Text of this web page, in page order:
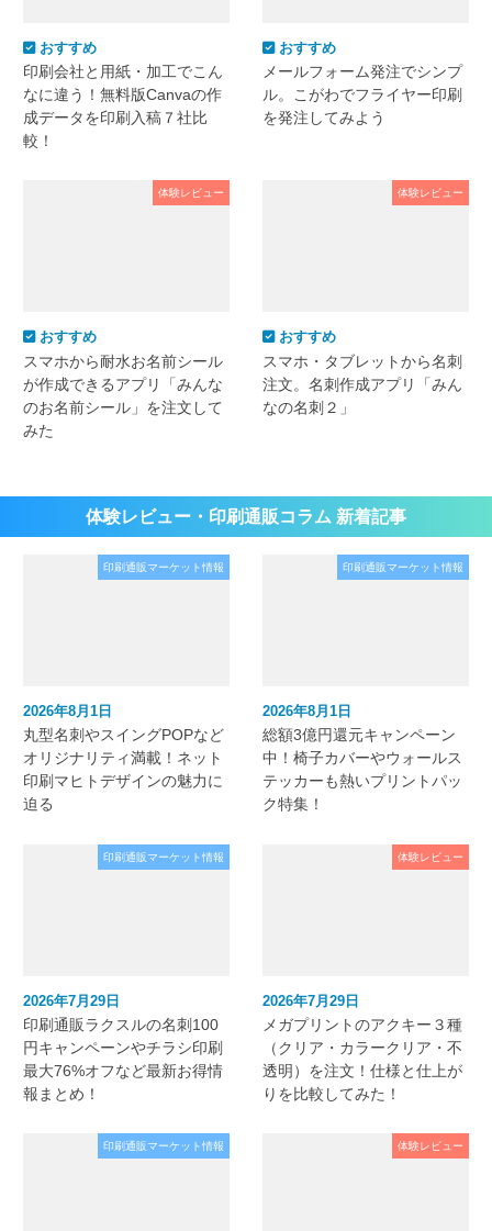
おすすめ
印刷会社と用紙・加工でこん
なに違う！無料版Canvaの作
成データを印刷入稿７社比
較！
おすすめ
メールフォーム発注でシンプ
ル。こがわでフライヤー印刷
を発注してみよう
体験レビュー
おすすめ
スマホから耐水お名前シール
が作成できるアプリ「みんな
のお名前シール」を注文して
みた
体験レビュー
おすすめ
スマホ・タブレットから名刺
注文。名刺作成アプリ「みん
なの名刺２」
体験レビュー・印刷通販コラム 新着記事
印刷通販マーケット情報
2026年8月1日
丸型名刺やスイングPOPなど
オリジナリティ満載！ネット
印刷マヒトデザインの魅力に
迫る
印刷通販マーケット情報
2026年8月1日
総額3億円還元キャンペーン
中！椅子カバーやウォールス
テッカーも熱いプリントパッ
ク特集！
印刷通販マーケット情報
2026年7月29日
印刷通販ラクスルの名刺100
円キャンペーンやチラシ印刷
最大76%オフなど最新お得情
報まとめ！
体験レビュー
2026年7月29日
メガプリントのアクキー３種
（クリア・カラークリア・不
透明）を注文！仕様と仕上が
りを比較してみた！
印刷通販マーケット情報 体験レビュー